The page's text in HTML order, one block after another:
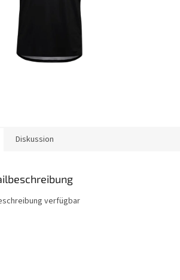
Diskussion
verfügbar